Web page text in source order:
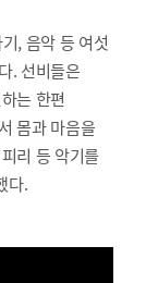
, 음악 등 여섯
. 선비들은
는 한편
몸과 마음을
리 등 악기를
다.